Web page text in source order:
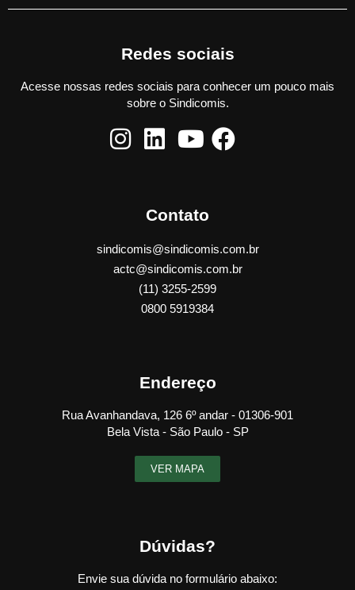
Redes sociais
Acesse nossas redes sociais para conhecer um pouco mais
sobre o Sindicomis.
Contato
sindicomis@sindicomis.com.br
actc@sindicomis.com.br
(11) 3255-2599
0800 5919384
Endereço
Rua Avanhandava, 126 6º andar - 01306-901
Bela Vista - São Paulo - SP
VER MAPA
Dúvidas?
Envie sua dúvida no formulário abaixo: